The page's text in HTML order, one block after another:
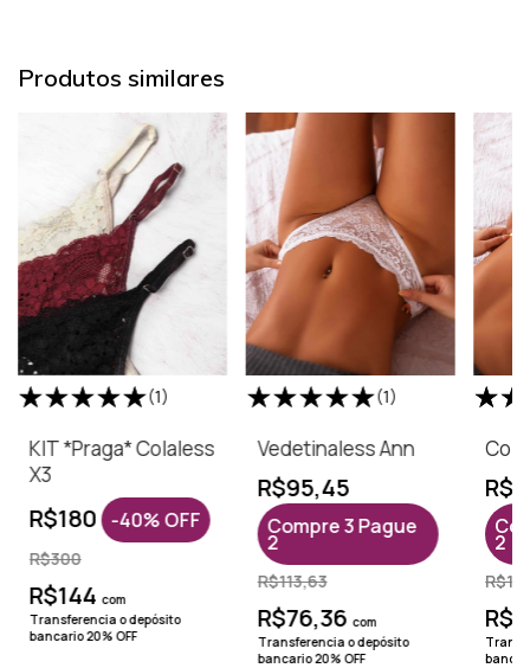
Produtos similares
(1)
KIT *Praga* Colaless
X3
R$180 -40%OFF
R$300
R$144 com
Transferencia o depósito
bancario 20% OFF
(1)
Vedetinaless Ann
R$95,45
Compre 3 Pague
2
R$113,63
R$76,36 com
Transferencia o depósito
bancario 20% OFF
2